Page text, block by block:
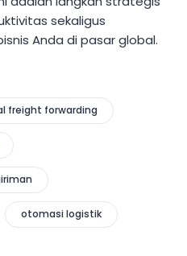
sekaligus
Anda di pasar global.
freight forwarding
otomasi logistik